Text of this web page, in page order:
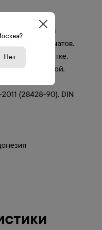
оборудовании
комбинатов.
в дорожной,
(28428-90), DIN
Нет